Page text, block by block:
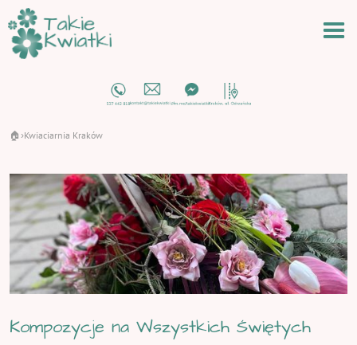
🏠 ›Kwiaciarnia Kraków
Kompozycje na Wszystkich Świętych